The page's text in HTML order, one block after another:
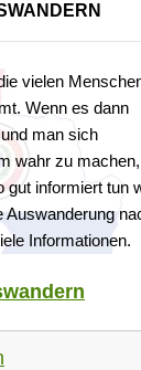
vielen
Wenn es dann
man sich
wahr zu machen,
gut informiert tun
Auswanderung
Informationen.